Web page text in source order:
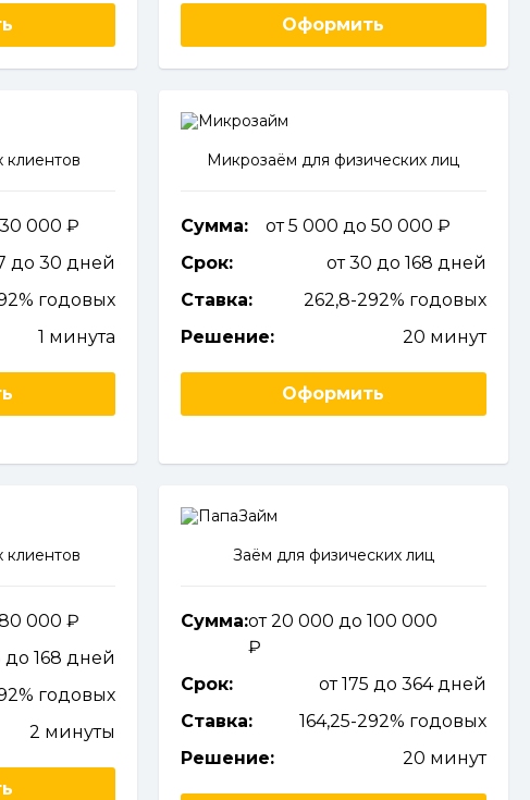
Оформить
клиентов
000
до 30 дней
годовых
1 минута
Микрозаём для физических лиц
Сумма:
от 5 000 до 50 000
Срок:
от 30 до 168 дней
Ставка:
262,8-292% годовых
Решение:
20 минут
Оформить
клиентов
000
до 168 дней
годовых
2 минуты
Заём для физических лиц
Сумма:от 20 000 до 100 000
Срок:
от 175 до 364 дней
Ставка:
164,25-292% годовых
Решение:
20 минут